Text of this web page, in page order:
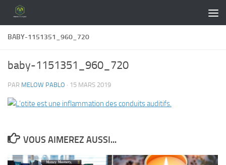
Skip to content
BABY-1151351_960_720
baby-1151351_960_720
PAR MELOW PABLO · 15 MARS 2019
VOUS AIMEREZ AUSSI...